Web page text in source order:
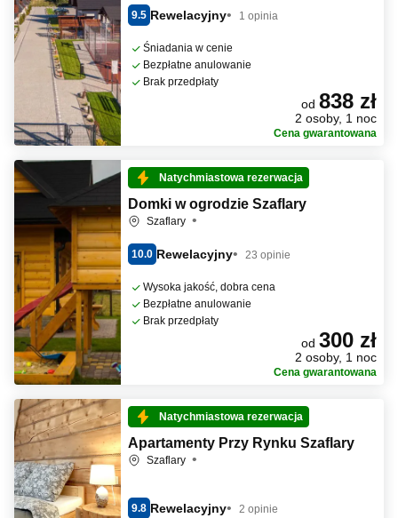
9.5 Rewelacyjny 1 opinia
Śniadania w cenie
Bezpłatne anulowanie
Brak przedpłaty
od 838 zł
2 osoby, 1 noc
Cena gwarantowana
Natychmiastowa rezerwacja
Domki w ogrodzie Szaflary
Szaflary
10.0 Rewelacyjny 23 opinie
Wysoka jakość, dobra cena
Bezpłatne anulowanie
Brak przedpłaty
od 300 zł
2 osoby, 1 noc
Cena gwarantowana
Natychmiastowa rezerwacja
Apartamenty Przy Rynku Szaflary
Szaflary
9.8 Rewelacyjny 2 opinie